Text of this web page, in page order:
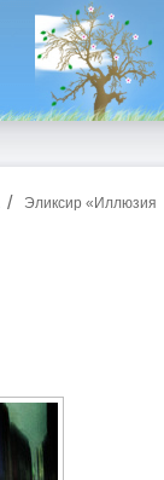
Эликсир «Иллюзия